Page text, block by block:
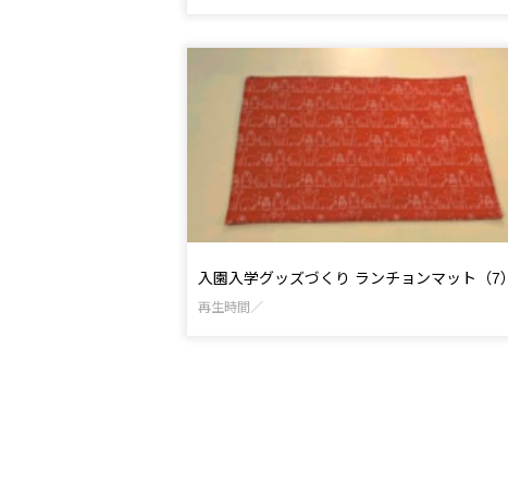
入園入学グッズづくり ランチョンマット（7）
再生時間／